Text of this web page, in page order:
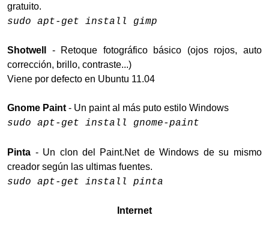
gratuito.
sudo apt-get install gimp
Shotwell
- Retoque fotográfico básico (ojos rojos, auto
corrección, brillo, contraste...)
Viene por defecto en Ubuntu 11.04
Gnome Paint - Un paint al más puto estilo Windows
sudo apt-get install gnome-paint
Pinta - Un clon del Paint.Net de Windows de su mismo
creador según las ultimas fuentes.
sudo apt-get install pinta
Internet